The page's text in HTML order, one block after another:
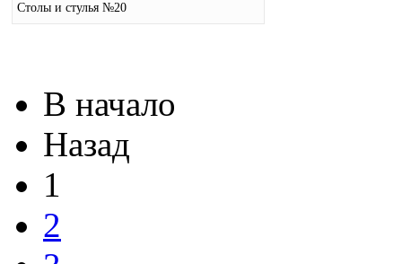
Столы и стулья №20
В начало
Назад
1
2